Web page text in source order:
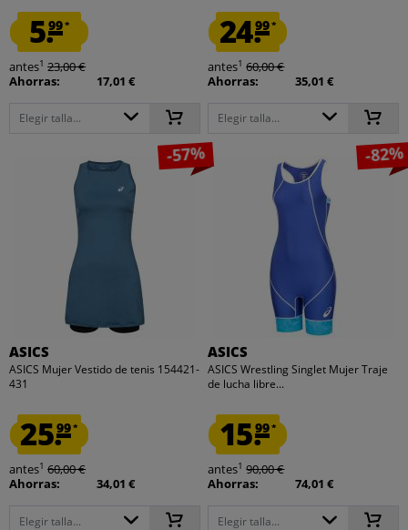
5.99*
antes1 23,00 €
Ahorras:
17,01 €
Elegir talla...
24.99*
antes1 60,00 €
Ahorras:
35,01 €
Elegir talla...
-57%
ASICS
ASICS Mujer Vestido de tenis 154421-
431
25.99*
antes1 60,00 €
Ahorras:
34,01 €
Elegir talla...
-82%
ASICS
ASICS Wrestling Singlet Mujer Traje
de lucha libre...
15.99*
antes1 90,00 €
Ahorras:
74,01 €
Elegir talla...